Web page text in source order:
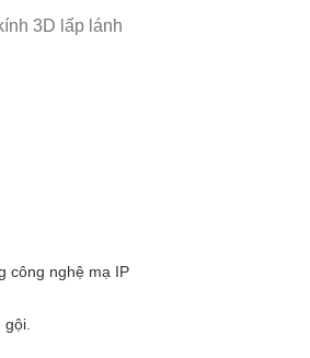
3D lấp lánh
công nghệ mạ IP